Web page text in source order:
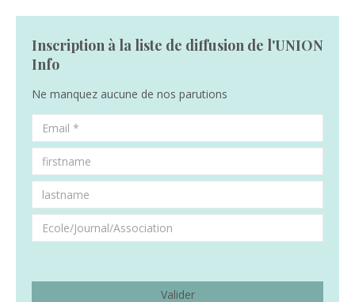
Inscription à la liste de diffusion de l'UNION
Info
Ne manquez aucune de nos parutions